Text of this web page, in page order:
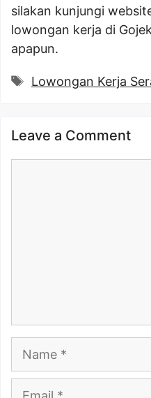
silakan kunjungi
lowongan kerja di
apapun.
Tags
Lowongan Kerja
Leave a Comment